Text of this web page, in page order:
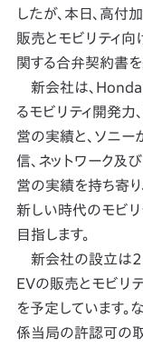
したが、本日、高付
販売とモビリティ
関する合弁契約書を
新会社は、Honda
るモビリティ開発力
営の実績と、ソニー
信、ネットワーク及
営の実績を持ち寄
新しい時代のモビリ
目指します。
新会社の設立は
EVの販売とモビリ
を予定しています。
係当局の許認可の取